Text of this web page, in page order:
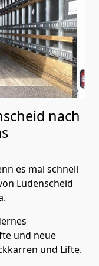
nach
es mal schnell
Lüdenscheid
und neue
und Lifte.